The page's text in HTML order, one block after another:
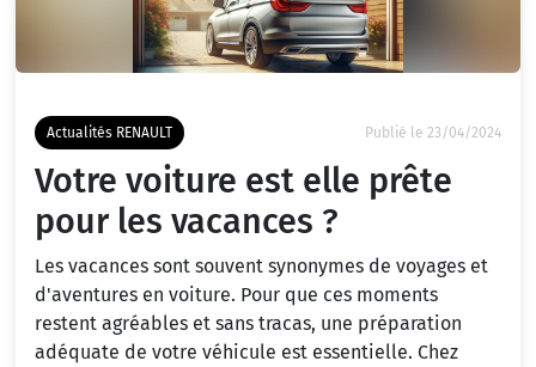
Actualités RENAULT Publié le 23/04/2024
Votre voiture est elle prête
pour les vacances ?
Les vacances sont souvent synonymes de voyages et
d'aventures en voiture. Pour que ces moments
restent agréables et sans tracas, une préparation
adéquate de votre véhicule est essentielle. Chez